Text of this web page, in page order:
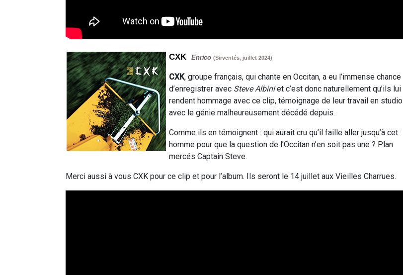
CXK Enrico(Sirventés, juillet 2024)
CXK, groupe français, qui chante en Occitan, a eu l’immense chance
d’enregistrer avec Steve Albiniet c’est donc naturellement qu’ils lui
rendent hommage avec ce clip, témoignage de leur travail en studio
avec le génie malheureusement décédé depuis.
Comme ils en témoignent : qui aurait cru qu’il faille aller jusqu’à cet
homme pour que la question de l’Occitan n’en soit pas une ? Plan
mercés Captain Steve.
Merci aussi à vous CXK pour ce clip et pour l’album. Ils seront le 14 juillet aux Vieilles Charrues.